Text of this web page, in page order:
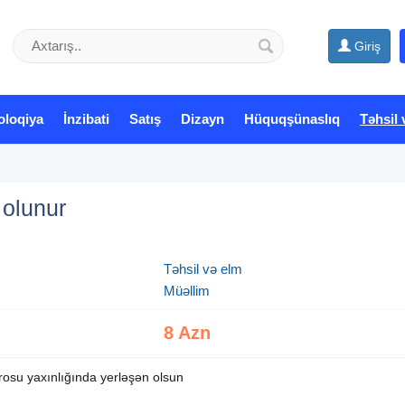
Giriş
İnzibati Satış Dizayn Hüquqşünaslıq Təhsil
Təhsil və elm
Müəllim
8 Azn
yaxınlığında yerləşən olsun